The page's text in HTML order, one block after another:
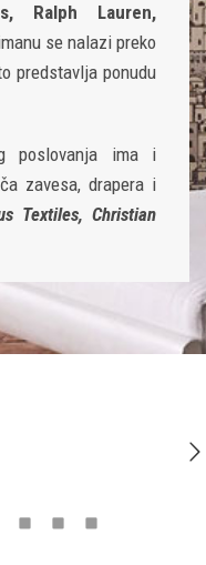
Ralph Lauren,
se nalazi preko
predstavlja ponudu
poslovanja ima i
zavesa, drapera i
Textiles, Christian